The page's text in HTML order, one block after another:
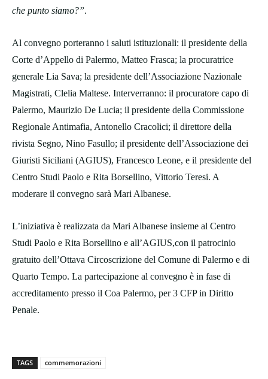
che punto siamo?”.
Al convegno porteranno i saluti istituzionali: il presidente della
Corte d’Appello di Palermo, Matteo Frasca; la procuratrice
generale Lia Sava; la presidente dell’Associazione Nazionale
Magistrati, Clelia Maltese. Interverranno: il procuratore capo di
Palermo, Maurizio De Lucia; il presidente della Commissione
Regionale Antimafia, Antonello Cracolici; il direttore della
rivista Segno, Nino Fasullo; il presidente dell’Associazione dei
Giuristi Siciliani (AGIUS), Francesco Leone, e il presidente del
Centro Studi Paolo e Rita Borsellino, Vittorio Teresi. A
moderare il convegno sarà Mari Albanese.
L’iniziativa è realizzata da Mari Albanese insieme al Centro
Studi Paolo e Rita Borsellino e all’AGIUS,con il patrocinio
gratuito dell’Ottava Circoscrizione del Comune di Palermo e di
Quarto Tempo. La partecipazione al convegno è in fase di
accreditamento presso il Coa Palermo, per 3 CFP in Diritto
Penale.
TAGS commemorazioni